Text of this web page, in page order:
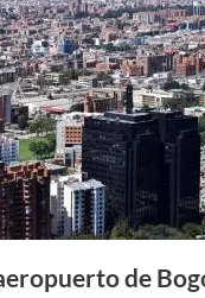
de